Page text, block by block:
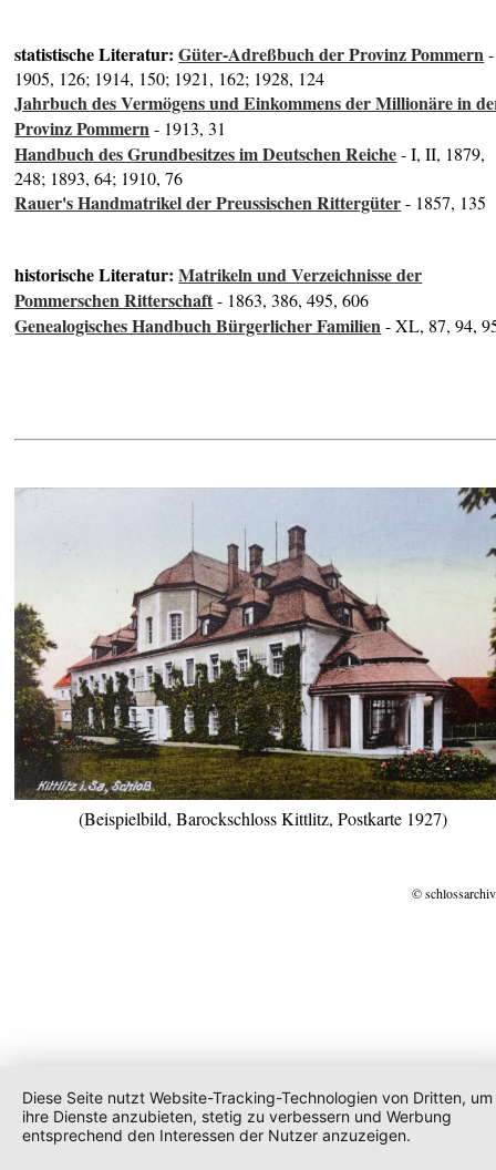
statistische Literatur:Güter-Adreßbuch der Provinz Pommern-
1905, 126; 1914, 150; 1921, 162; 1928, 124
Jahrbuch des Vermögens und Einkommens der Millionäre in
Provinz Pommern- 1913, 31
Handbuch des Grundbesitzes im Deutschen Reiche- I, II, 1879,
248; 1893, 64; 1910, 76
Rauer's Handmatrikel der Preussischen Rittergüter- 1857, 135
historische Literatur:Matrikeln und Verzeichnisse der
Pommerschen Ritterschaft- 1863, 386, 495, 606
Genealogisches Handbuch Bürgerlicher Familien- XL, 87, 94,
(Beispielbild, Barockschloss Kittlitz, Postkarte 1927)
©
Diese Seite nutzt Website-Tracking-Technologien von Dritten, um
ihre Dienste anzubieten, stetig zu verbessern und Werbung
entsprechend den Interessen der Nutzer anzuzeigen.